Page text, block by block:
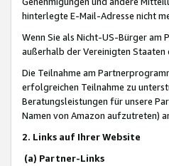
hinterlegte E-Mail-Adresse nicht
Wenn Sie als Nicht-US-Bürger am
außerhalb der Vereinigten Staaten
Die Teilnahme am
erfolgreichen Teilnahme zu
Beratungsleistungen für unsere
Namen von Amazon aufzutreten)
2. Links auf Ihrer Website
(a) Partner-Links